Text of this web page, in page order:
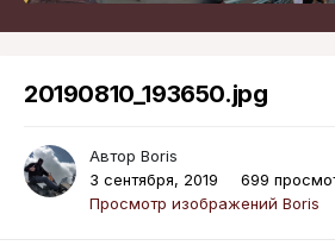
20190810_193650.jpg
Автор Boris
3 сентября, 2019
699
Просмотр изображений Boris